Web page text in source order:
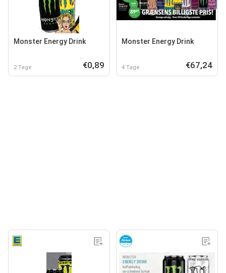
Monster Energy Drink
2 Tage €0,89
Monster Energy Drink
4 Tage €67,24